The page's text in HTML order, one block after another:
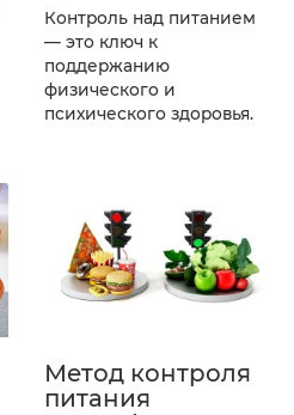
Контроль над питанием
— это ключ к
поддержанию
физического и
психического здоровья.
Метод контроля
питания